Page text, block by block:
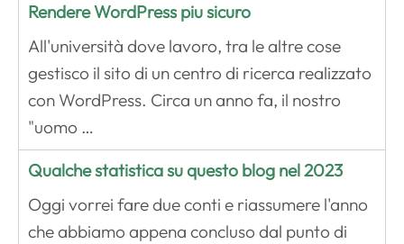
Rendere WordPress piu sicuro
All'università dove lavoro, tra le altre cose
gestisco il sito di un centro di ricerca realizzato
con WordPress. Circa un anno fa, il nostro
"uomo …
Qualche statistica su questo blog nel 2023
Oggi vorrei fare due conti e riassumere l'anno
che abbiamo appena concluso dal punto di